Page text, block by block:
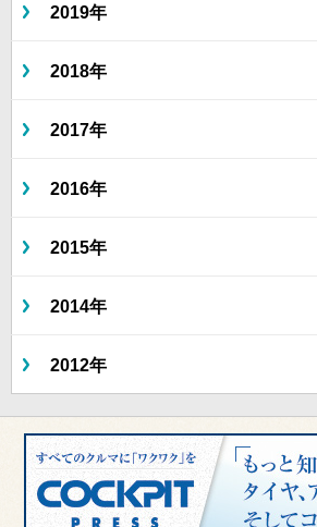
2019年
2018年
2017年
2016年
2015年
2014年
2012年